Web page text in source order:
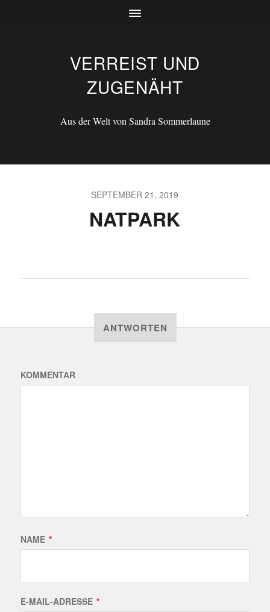
VERREIST UND
ZUGENÄHT
Aus der Welt von Sandra Sommerlaune
SEPTEMBER 21, 2019
NATPARK
ANTWORTEN
KOMMENTAR
NAME *
E-MAIL-ADRESSE *